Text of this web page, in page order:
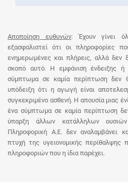
Αποποίηση ευθυνών: Έχουν γίνει
εξασφαλιστεί ότι οι πληροφορίες
ενημερωμένες και πλήρεις, αλλά δεν
σκοπό αυτό. Η εμφάνιση ένδειξης
σύμπτωμα σε καμία περίπτωση δεν
υπόδειξη ότι η αγωγή είναι
συγκεκριμένο ασθενή. Η απουσία μιας
ένα σύμπτωμα σε καμία περίπτωση
ύπαρξη άλλων κατάλληλων
Πληροφορική Α.Ε. δεν αναλαμβάνει
πτυχή της υγειονομικής περίθαλψης
πληροφοριών που η ίδια παρέχει.